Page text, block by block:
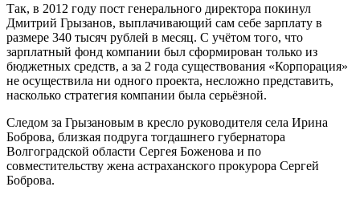
Так, в 2012 году пост генерального директора покинул
Дмитрий Грызанов, выплачивающий сам себе зарплату в
размере 340 тысяч рублей в месяц. С учётом того, что
зарплатный фонд компании был сформирован только из
бюджетных средств, а за 2 года существования «Корпорация»
не осуществила ни одного проекта, несложно представить,
насколько стратегия компании была серьёзной.
Следом за Грызановым в кресло руководителя села Ирина
Боброва, близкая подруга тогдашнего губернатора
Волгоградской области Сергея Боженова и по
совместительству жена астраханского прокурора Сергей
Боброва.